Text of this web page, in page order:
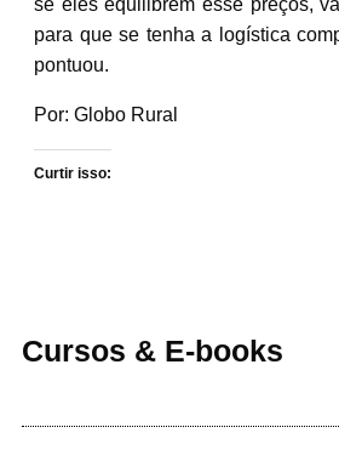
para que se tenha a logística
pontuou.
Por: Globo Rural
Curtir isso:
Cursos & E-books